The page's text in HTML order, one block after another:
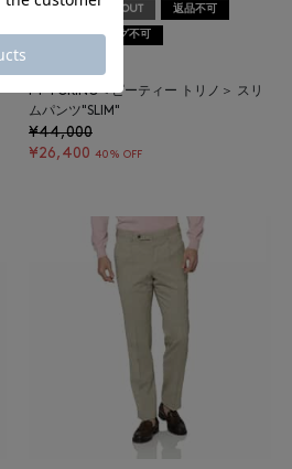
SALE SOLDOUT 返品不可
ギフトラッピング不可
PT TORINO＜ピーティー トリノ＞ スリ
ムパンツ"SLIM"
¥44,000
¥26,400 40% OFF